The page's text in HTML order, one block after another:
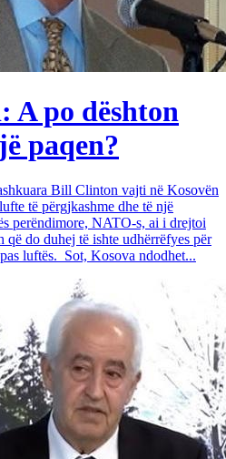
A po dështon
paqen?
Bill Clinton vajti në Kosovën
të përgjkashme dhe të një
perëndimore, NATO-s, ai i drejtoi
do duhej të ishte udhërrëfyes për
luftës. Sot, Kosova ndodhet...